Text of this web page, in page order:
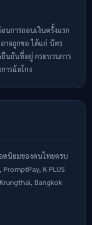
นการถอนเงินครั้งแรก
าจถูกขอ ได้แก่ บัตร
นยันที่อยู่ กระบวนการ
ารฉ้อโกง
ดนิยมของคนไทยครบ
K PLUS
Bangkok